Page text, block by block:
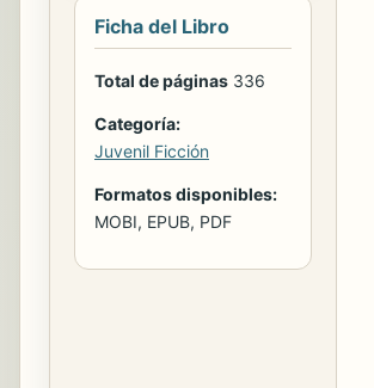
Ficha del Libro
Total de páginas 336
Categoría:
Juvenil Ficción
Formatos disponibles:
MOBI, EPUB, PDF